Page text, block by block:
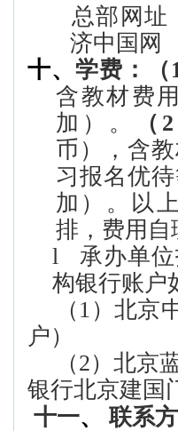
总部网址
济中国网
十、 学费：（
含教材费
加）。
（ 2
币），含
习报名优
加）。以
排，费用
l
承办单位
构银行账户
（1）北京
户 ）
（2）北京
银行北京建国
十一、
联系方